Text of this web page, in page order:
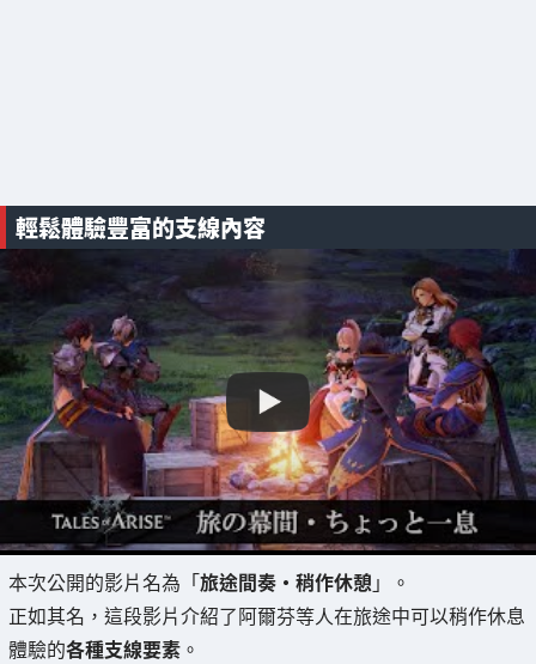
輕鬆體驗豐富的支線內容
本次公開的影片名為「旅途間奏・稍作休憩 」。
正如其名，這段影片介紹了阿爾芬等人在旅途中可以稍作休息
體驗的各種支線要素 。